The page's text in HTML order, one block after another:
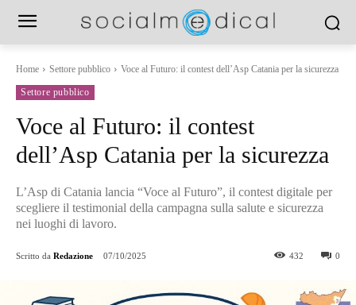
Home Settore pubblico Voce al Futuro: il contest dell’Asp Catania per la sicurezza
Settore pubblico
Voce al Futuro: il contest
dell’Asp Catania per la sicurezza
L’Asp di Catania lancia “Voce al Futuro”, il contest digitale per
scegliere il testimonial della campagna sulla salute e sicurezza
nei luoghi di lavoro.
Scritto da Redazione 07/10/2025 0
432